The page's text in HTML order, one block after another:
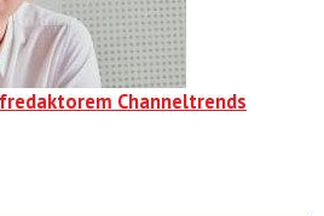
Channeltrends